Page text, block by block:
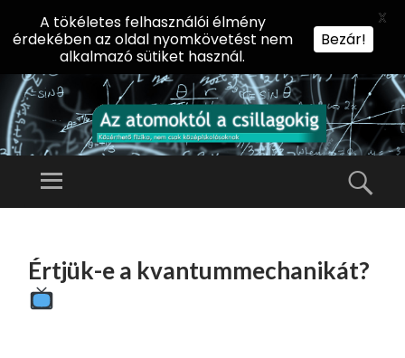
AZ
KT
Előadássorozat
Természettudományi
Menü
TARTALOMHOZ
Értjük-e a kvantummechanikát?
A tökéletes felhasználói élmény
érdekében az oldal nyomkövetést nem
alkalmazó sütiket használ.
Bezár!
X